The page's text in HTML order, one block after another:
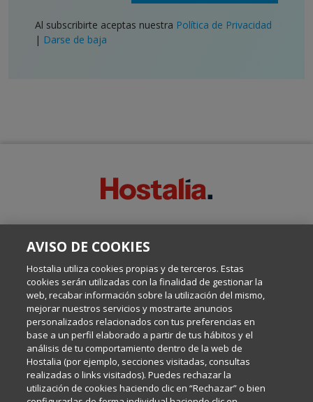
Al subscribirte aceptas nuestra Política de Privacidad
| Darse de baja
Escrito por el equipo de Comunicación de Hostalia, dirigido por
Internet y Tecnología.
Política de privacidad
Política de cookies
Aviso legal
AVISO DE COOKIES
Hostalia utiliza cookies propias y de terceros. Estas
cookies serán utilizadas con la finalidad de gestionar la
web, recabar información sobre la utilización del mismo,
mejorar nuestros servicios y mostrarte anuncios
personalizados relacionados con tus preferencias en
base a un perfil elaborado a partir de tus hábitos y el
análisis de tu comportamiento dentro de la web de
Hostalia (por ejemplo, secciones visitadas, consultas
realizadas o links visitados). Puedes rechazar la
utilización de cookies haciendo clic en “Rechazar” o bien